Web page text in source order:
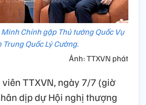
Chính gặp Thủ tướng Quốc Vụ
Trung Quốc Lý Cường.
Ảnh: TTXVN phát
TTXVN, ngày 7/7 (giờ
dịp dự Hội nghị thượng